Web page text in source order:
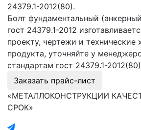
24379.1-2012(80).
Болт фундаментальный
гост 24379.1-2012
проекту, чертежи и технические
продукта, уточняйте у
стандартам гост 24379.1-
Заказать прайс-лист
«МЕТАЛЛОКОНСТРУКЦИИ
СРОК»